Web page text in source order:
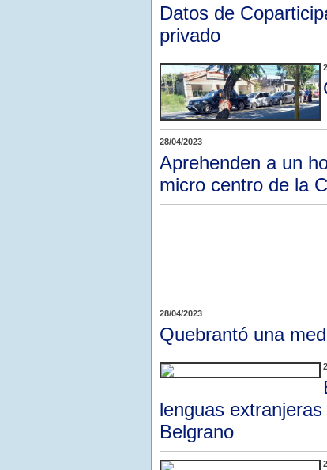
Datos de
privado
28/04/2023
Aprehenden a un
micro centro de la
28/04/2023
Quebrantó una
lenguas
Belgrano